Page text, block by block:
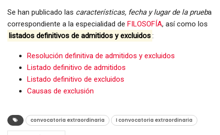
Se han publicado las características, fecha y lugar de la prueba
correspondiente a la especialidad de FILOSOFÍA, así como los
listados definitivos de admitidos y excluidos:
Resolución definitiva de admitidos y excluidos
Listado definitivo de admitidos
Listado definitivo de excluidos
Causas de exclusión
convocatoria extraordinaria I convocatoria extraordinaria